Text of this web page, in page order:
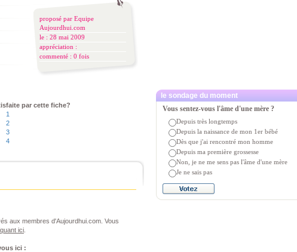
proposé par Equipe
Aujourdhui.com
le : 28 mai 2009
appréciation :
commenté : 0 fois
par cette fiche?
1
2
3
4
aux membres d'Aujourdhui.com. Vous
ici
ici :
le sondage du moment
Vous sentez-vous l'âme d'une mère ?
Depuis très longtemps
Depuis la naissance de mon 1er bébé
Dès que j'ai rencontré mon homme
Depuis ma première grossesse
Non, je ne me sens pas l'âme d'une mère
Je ne sais pas